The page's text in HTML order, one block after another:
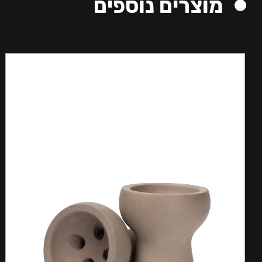
מוצרים נוספים